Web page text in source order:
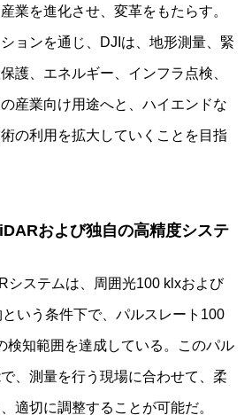
業を進化させ、変革をもたらす。
ョンを通じ、DJIは、地形測量、緊
護、エネルギー、インフラ点検、
産業向け用途へと、ハイエンドな
の利用を拡大していくことを目指
および独自の高精度システ
システムは、周囲光100 klxおよび
いう条件下で、パルスレート100
検知範囲を達成している。このパル
、測量を行う現場に合わせて、柔
適切に調整することが可能だ。